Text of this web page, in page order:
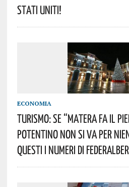
STATI UNITI!
ECONOMIA
TURISMO: SE “MATERA FA IL
POTENTINO NON SI VA PER
QUESTI I NUMERI DI